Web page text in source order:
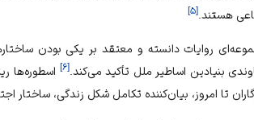
هستند.[۵]
روایات دانسته و معتقد بر یکی بودن
بنیادین اساطیر ملل تأکید می‌کند.[۶] اسطوره‌ها
تا امروز، بیان‌کننده تکامل شکل زندگی،